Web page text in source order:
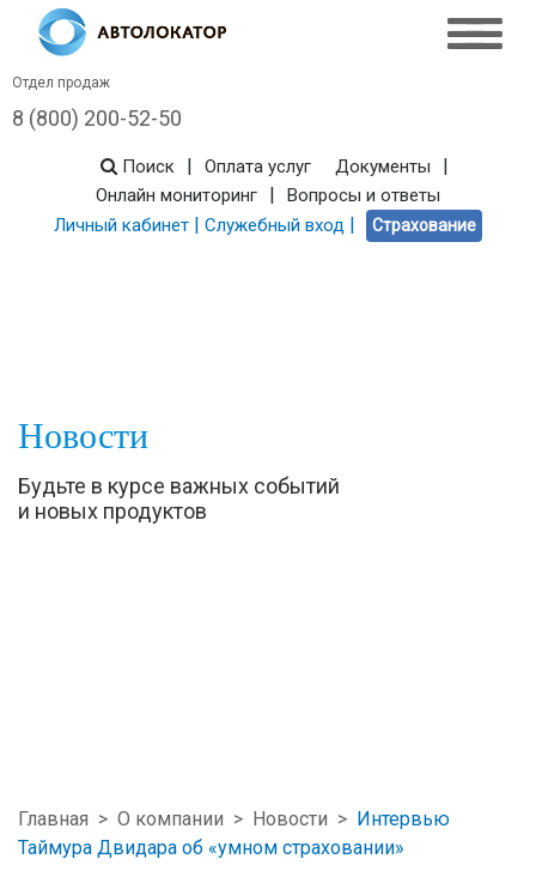
Отдел продаж
8 (800) 200-52-50
Поиск | Оплата услуг Документы |
Онлайн мониторинг |
Вопросы и ответы
Личный кабинет | Служебный вход | Страхование
Новости
Будьте в курсе важных событий
и новых продуктов
Главная > О компании > Новости > Интервью
Таймура Двидара об «умном страховании»